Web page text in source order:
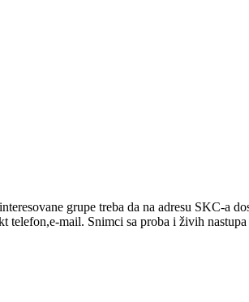
grupe treba da na adresu SKC-a
telefon,e-mail. Snimci sa proba i živih